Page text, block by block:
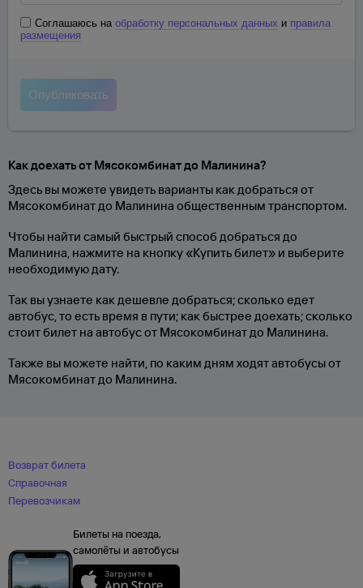
Соглашаюсь на обработку персональных данных и правила
размещения
Как доехать от Мясокомбинат до Малинина?
Здесь вы можете увидеть варианты как добраться от
Мясокомбинат до Малинина общественным транспортом.
Чтобы найти самый быстрый способ добраться до
Малинина, нажмите на кнопку «Купить билет» и выберите
необходимую дату.
Так вы узнаете как дешевле добраться; сколько едет
автобус, то есть время в пути; как быстрее доехать; сколько
стоит билет на автобус от Мясокомбинат до Малинина.
Также вы можете найти, по каким дням ходят автобусы от
Мясокомбинат до Малинина.
Возврат билета
Справочная
Перевозчикам
Билеты на поезда,
самолёты и автобусы